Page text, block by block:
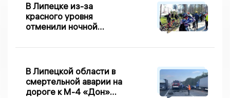
В Липецке из-за
красного уровня
отменили ночной
В Липецкой области в
смертельной аварии на
дороге к М-4 «Дон»